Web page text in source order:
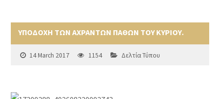
ΥΠΟΔΟΧΗ ΤΩΝ ΑΧΡΑΝΤΩΝ ΠΑΘΩΝ ΤΟΥ ΚΥΡΙΟΥ.
14 March 2017 1154 Δελτία Τύπου